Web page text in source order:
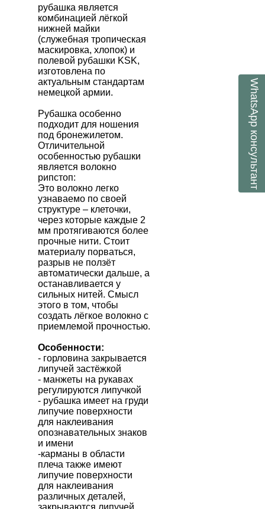
рубашка является
комбинацией лёгкой
нижней майки
(служебная тропическая
маскировка, хлопок) и
полевой рубашки KSK,
изготовлена по
актуальным стандартам
немецкой армии.
Рубашка особенно
подходит для ношения
под бронежилетом.
Отличительной
особенностью рубашки
является волокно
рипстоп:
Это волокно легко
узнаваемо по своей
структуре – клеточки,
через которые каждые 2
мм протягиваются более
прочные нити. Стоит
материалу порваться,
разрыв не ползёт
автоматически дальше, а
останавливается у
сильных нитей. Смысл
этого в том, чтобы
создать лёгкое волокно с
приемлемой прочностью.
Особенности:
- горловина закрывается
липучей застёжкой
- манжеты на рукавах
регулируются липучкой
- рубашка имеет на груди
липучие поверхности
для наклеивания
опознавательных знаков
и имени
-карманы в области
плеча также имеют
липучие поверхности
для наклеивания
различных деталей,
закрываются липучей
WhatsApp
консультант